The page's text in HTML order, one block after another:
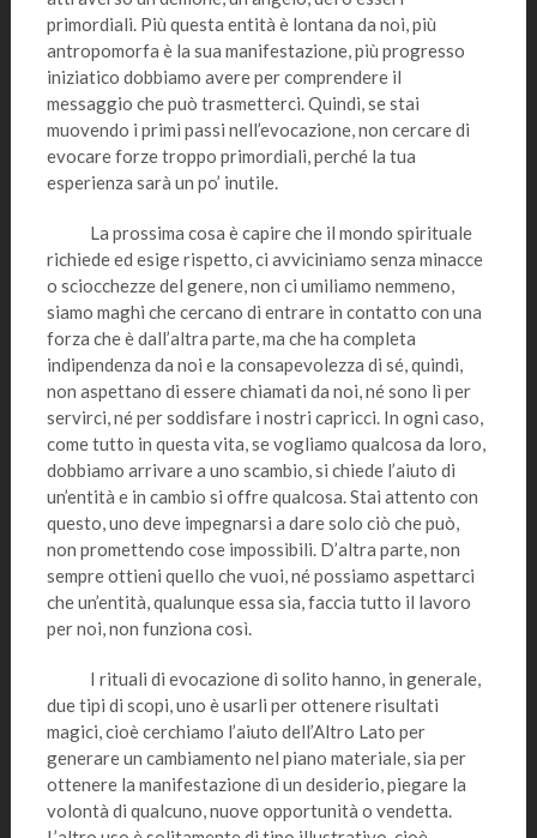
primordiali. Più questa entità è lontana da noi, più
antropomorfa è la sua manifestazione, più progresso
iniziatico dobbiamo avere per comprendere il
messaggio che può trasmetterci. Quindi, se stai
muovendo i primi passi nell’evocazione, non cercare di
evocare forze troppo primordiali, perché la tua
esperienza sarà un po’ inutile.
La prossima cosa è capire che il mondo spirituale
richiede ed esige rispetto, ci avviciniamo senza minacce
o sciocchezze del genere, non ci umiliamo nemmeno,
siamo maghi che cercano di entrare in contatto con una
forza che è dall’altra parte, ma che ha completa
indipendenza da noi e la consapevolezza di sé, quindi,
non aspettano di essere chiamati da noi, né sono lì per
servirci, né per soddisfare i nostri capricci. In ogni caso,
come tutto in questa vita, se vogliamo qualcosa da loro,
dobbiamo arrivare a uno scambio, si chiede l’aiuto di
un’entità e in cambio si offre qualcosa. Stai attento con
questo, uno deve impegnarsi a dare solo ciò che può,
non promettendo cose impossibili. D’altra parte, non
sempre ottieni quello che vuoi, né possiamo aspettarci
che un’entità, qualunque essa sia, faccia tutto il lavoro
per noi, non funziona così.
I rituali di evocazione di solito hanno, in generale,
due tipi di scopi, uno è usarli per ottenere risultati
magici, cioè cerchiamo l’aiuto dell’Altro Lato per
generare un cambiamento nel piano materiale, sia per
ottenere la manifestazione di un desiderio, piegare la
volontà di qualcuno, nuove opportunità o vendetta.